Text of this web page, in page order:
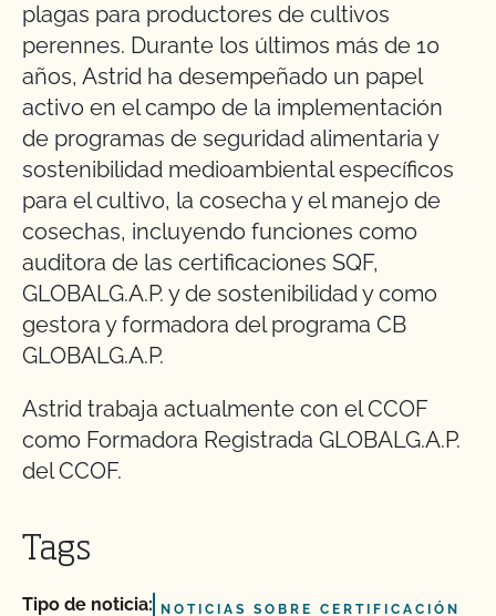
plagas para productores de cultivos
perennes. Durante los últimos más de 10
años, Astrid ha desempeñado un papel
activo en el campo de la implementación
de programas de seguridad alimentaria y
sostenibilidad medioambiental específicos
para el cultivo, la cosecha y el manejo de
cosechas, incluyendo funciones como
auditora de las certificaciones SQF,
GLOBALG.A.P. y de sostenibilidad y como
gestora y formadora del programa CB
GLOBALG.A.P.
Astrid trabaja actualmente con el CCOF
como Formadora Registrada GLOBALG.A.P.
del CCOF.
Tags
Tipo de noticia: NOTICIAS SOBRE CERTIFICACIÓN